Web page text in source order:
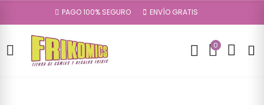
PAGO 100% SEGURO ENVÍO GRATIS
0